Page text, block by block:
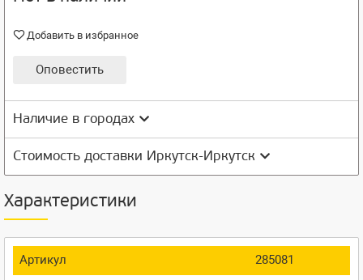
Добавить в избранное
Оповестить
Наличие в городах
Стоимость доставки Иркутск-Иркутск
Характеристики
Артикул
285081